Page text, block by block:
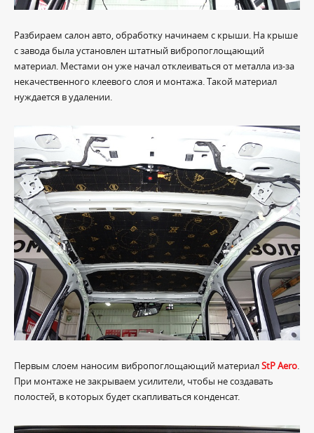
Разбираем салон авто, обработку начинаем с крыши. На крыше
с завода была установлен штатный вибропоглощающий
материал. Местами он уже начал отклеиваться от металла из-за
некачественного клеевого слоя и монтажа. Такой материал
нуждается в удалении.
Первым слоем наносим вибропоглощающий материалStP Aero.
При монтаже не закрываем усилители, чтобы не создавать
полостей, в которых будет скапливаться конденсат.